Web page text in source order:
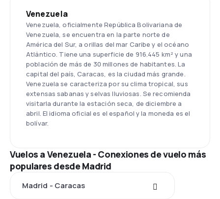
Venezuela
Venezuela, oficialmente República Bolivariana de
Venezuela, se encuentra en la parte norte de
América del Sur, a orillas del mar Caribe y el océano
Atlántico. Tiene una superficie de 916.445 km² y una
población de más de 30 millones de habitantes. La
capital del país, Caracas, es la ciudad más grande.
Venezuela se caracteriza por su clima tropical, sus
extensas sabanas y selvas lluviosas. Se recomienda
visitarla durante la estación seca, de diciembre a
abril. El idioma oficial es el español y la moneda es el
bolívar.
Vuelos a Venezuela - Conexiones de vuelo más
populares desde Madrid
Madrid - Caracas